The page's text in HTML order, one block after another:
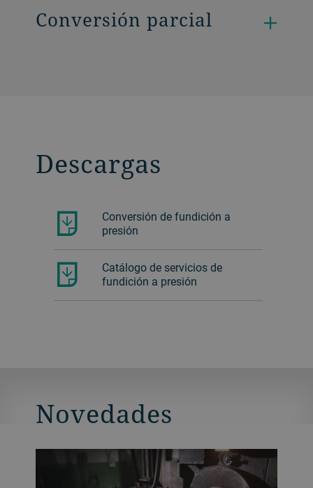
Conversión parcial
Descargas
Conversión de fundición a
presión
Catálogo de servicios de
fundición a presión
Novedades